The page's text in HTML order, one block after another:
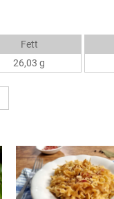
Fett
26,03 g